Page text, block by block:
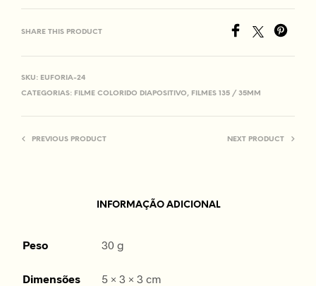
SHARE THIS PRODUCT
SKU: EUFORIA-24
CATEGORIAS: FILME COLORIDO DIAPOSITIVO, FILMES 135 / 35MM
PREVIOUS PRODUCT NEXT PRODUCT
INFORMAÇÃO ADICIONAL
Peso 30 g
Dimensões 5 × 3 × 3 cm